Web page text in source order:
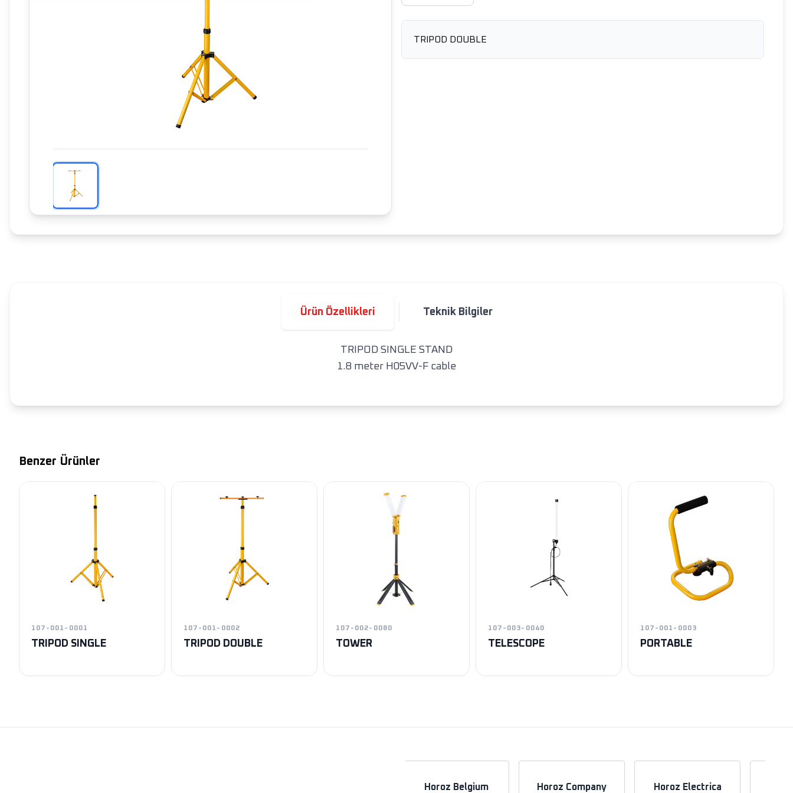
TRIPOD DOUBLE
Ürün Özellikleri Teknik Bilgiler
TRIPOD SINGLE STAND
1.8 meter H05VV-F cable
Benzer Ürünler
107-001-0001
TRIPOD SINGLE
107-001-0002
TRIPOD DOUBLE
107-002-0080
TOWER
107-003-0040
TELESCOPE
107-001-0003
PORTABLE
Horoz Belgium Horoz Company Horoz Electrica